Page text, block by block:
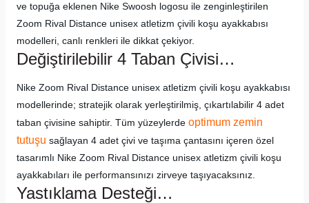
ve topuğa eklenen Nike Swoosh logosu ile zenginleştirilen
Zoom Rival Distance unisex atletizm çivili koşu ayakkabısı
modelleri, canlı renkleri ile dikkat çekiyor.
Değiştirilebilir 4 Taban Çivisi…
Nike Zoom Rival Distance unisex atletizm çivili koşu ayakkabısı
modellerinde; stratejik olarak yerleştirilmiş, çıkartılabilir 4 adet
taban çivisine sahiptir. Tüm yüzeylerde optimum zemin
tutuşu sağlayan 4 adet çivi ve taşıma çantasını içeren özel
tasarımlı Nike Zoom Rival Distance unisex atletizm çivili koşu
ayakkabıları ile performansınızı zirveye taşıyacaksınız.
Yastıklama Desteği…